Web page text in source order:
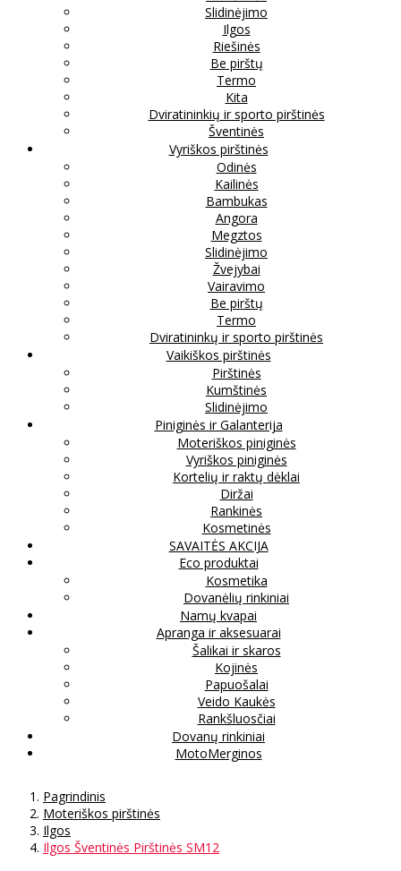
Slidinėjimo
Ilgos
Riešinės
Be pirštų
Termo
Kita
Dviratininkių ir sporto pirštinės
Šventinės
Vyriškos pirštinės
Odinės
Kailinės
Bambukas
Angora
Megztos
Slidinėjimo
Žvejybai
Vairavimo
Be pirštų
Termo
Dviratininkų ir sporto pirštinės
Vaikiškos pirštinės
Pirštinės
Kumštinės
Slidinėjimo
Piniginės ir Galanterija
Moteriškos piniginės
Vyriškos piniginės
Kortelių ir raktų dėklai
Diržai
Rankinės
Kosmetinės
SAVAITĖS AKCIJA
Eco produktai
Kosmetika
Dovanėlių rinkiniai
Namų kvapai
Apranga ir aksesuarai
Šalikai ir skaros
Kojinės
Papuošalai
Veido Kaukės
Rankšluosčiai
Dovanų rinkiniai
MotoMerginos
Pagrindinis
Moteriškos pirštinės
Ilgos
Ilgos Šventinės Pirštinės SM12